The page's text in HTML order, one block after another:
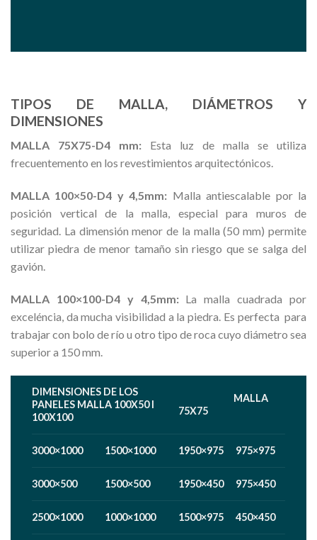
TIPOS DE MALLA, DIÁMETROS Y
DIMENSIONES
MALLA 75X75-D4 mm: Esta luz de malla se utiliza
frecuentemento en los revestimientos arquitectónicos.
MALLA 100×50-D4 y 4,5mm: Malla antiescalable por la
posición vertical de la malla, especial para muros de
seguridad. La dimensión menor de la malla (50 mm) permite
utilizar piedra de menor tamaño sin riesgo que se salga del
gavión.
MALLA 100×100-D4 y 4,5mm: La malla cuadrada por
exceléncia, da mucha visibilidad a la piedra. Es perfecta para
trabajar con bolo de río u otro tipo de roca cuyo diámetro sea
superior a 150 mm.
DIMENSIONES DE LOS
PANELES MALLA 100X50 I
100X100
MALLA
75X75
3000×1000 1500×1000 1950×975 975×975
3000×500 1500×500 1950×450 975×450
2500×1000 1000×1000 1500×975 450×450